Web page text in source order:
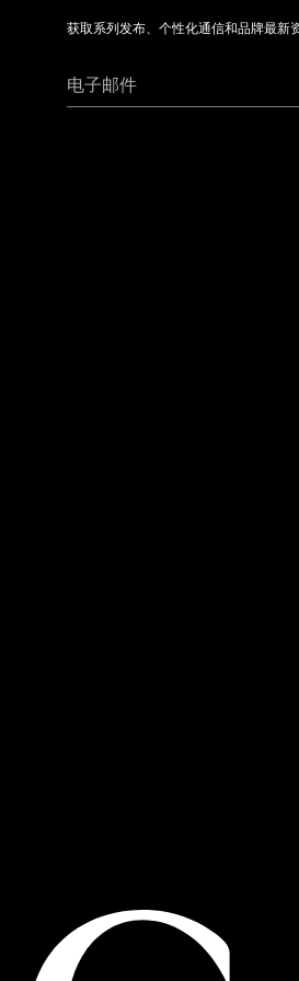
获取系列发布、个性化通信和品牌最新
电子邮件